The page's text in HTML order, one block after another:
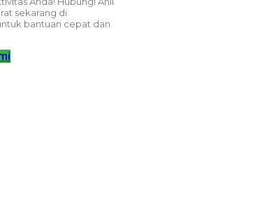
sekarang di
bantuan cepat dan